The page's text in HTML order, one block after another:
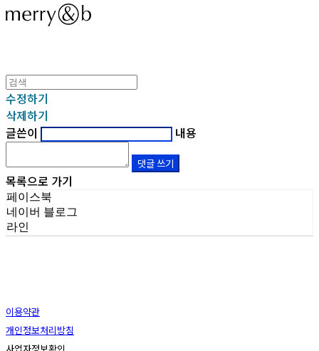
수정하기
삭제하기
글쓴이
내용
댓글 쓰기
목록으로 가기
페이스북
네이버 블로그
라인
이용약관
개인정보처리방침
사업자정보확인